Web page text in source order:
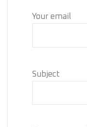
Your email
Subject